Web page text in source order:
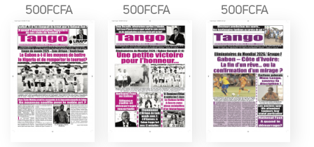
500FCFA 500FCFA 500FCFA